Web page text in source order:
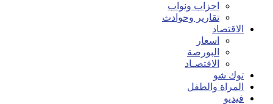
احزاب ونواب
تقارير وحوادث
الاقتصاد
اسعار
البورصة
الاقتصـاد
توك شو
المراة والطفل
فيديو